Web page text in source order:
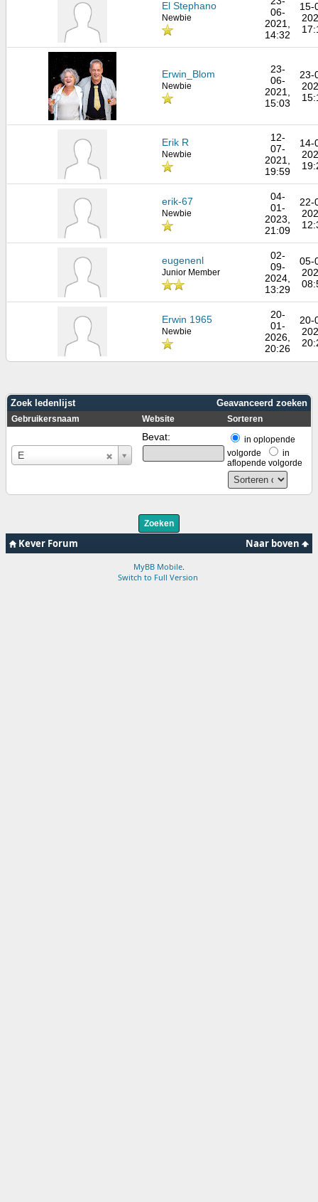
El Stephano
Newbie
06-
2021,
14:32
15-
Erwin_Blom
Newbie
23-
06-
2021,
15:03
23-
Erik R
Newbie
12-
07-
2021,
19:59
14-
erik-67
Newbie
04-
01-
2023,
21:09
22-
eugenenl
Junior Member
02-
09-
2024,
13:29
05-
Erwin 1965
Newbie
20-
01-
2026,
20:26
20-
Geavanceerd zoeken
Zoek ledenlijst
Gebruikersnaam Website Sorteren
E
Gebruikersnaam
Bevat:
in oplopende
volgorde
in
aflopende volgorde
Naar boven
Kever Forum
MyBB Mobile
Switch to Full Version